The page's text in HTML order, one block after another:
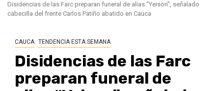
Disidencias de las Farc preparan funeral de alias “Yeison”, señalado
cabecilla del frente Carlos Patiño abatido en Cauca
CAUCA TENDENCIA ESTA SEMANA
Disidencias de las Farc
preparan funeral de